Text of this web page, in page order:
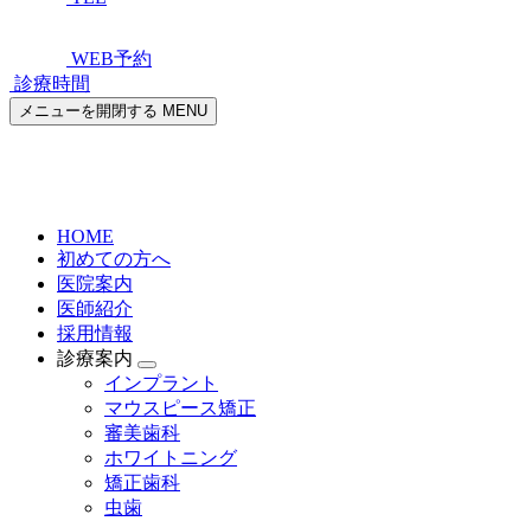
WEB予約
診療時間
メニューを開閉する MENU
HOME
初めての方へ
医院案内
医師紹介
採用情報
診療案内
インプラント
マウスピース矯正
審美歯科
ホワイトニング
矯正歯科
虫歯